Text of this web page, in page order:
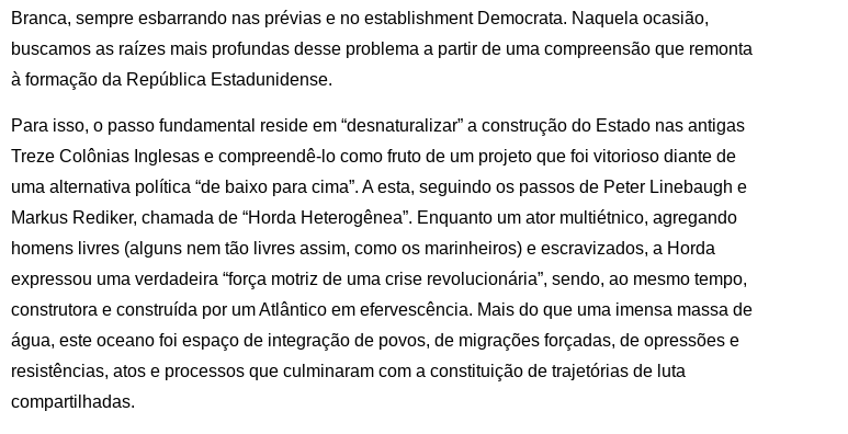
Branca, sempre esbarrando nas prévias e no establishment Democrata. Naquela ocasião,
buscamos as raízes mais profundas desse problema a partir de uma compreensão que remonta
à formação da República Estadunidense.
Para isso, o passo fundamental reside em “desnaturalizar” a construção do Estado nas antigas
Treze Colônias Inglesas e compreendê-lo como fruto de um projeto que foi vitorioso diante de
uma alternativa política “de baixo para cima”. A esta, seguindo os passos de Peter Linebaugh e
Markus Rediker, chamada de “Horda Heterogênea”. Enquanto um ator multiétnico, agregando
homens livres (alguns nem tão livres assim, como os marinheiros) e escravizados, a Horda
expressou uma verdadeira “força motriz de uma crise revolucionária”, sendo, ao mesmo tempo,
construtora e construída por um Atlântico em efervescência. Mais do que uma imensa massa de
água, este oceano foi espaço de integração de povos, de migrações forçadas, de opressões e
resistências, atos e processos que culminaram com a constituição de trajetórias de luta
compartilhadas.